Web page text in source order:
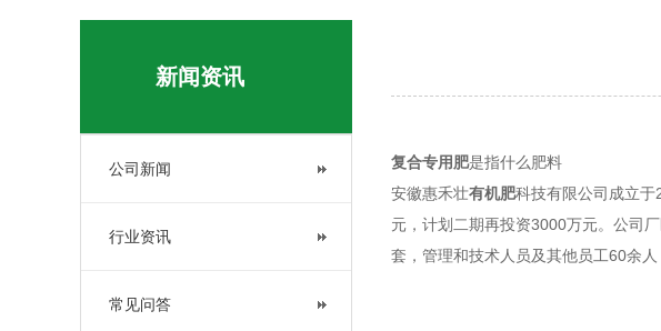
新闻资讯
公司新闻
行业资讯
常见问答
复合专用肥是指什么肥料
安徽惠禾壮有机肥科技有限公司成立
元，计划二期再投资3000万元。公司
套，管理和技术人员及其他员工60余